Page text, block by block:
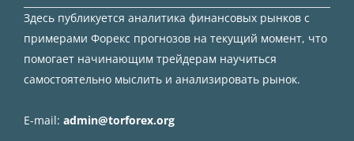
Здесь публикуется аналитика финансовых рынков с
примерами Форекс прогнозов на текущий момент, что
помогает начинающим трейдерам научиться
самостоятельно мыслить и анализировать рынок.
E-mail: admin@torforex.org